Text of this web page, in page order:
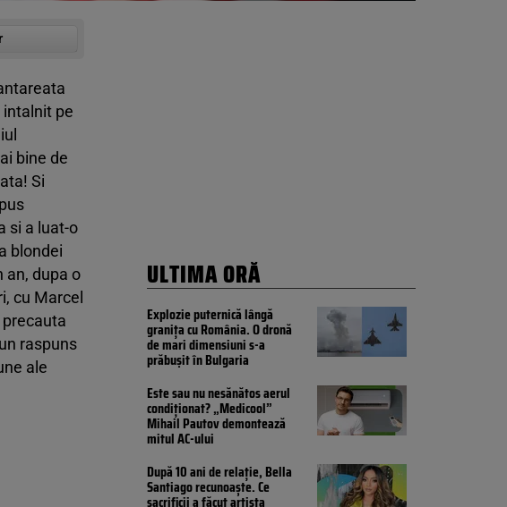
pe
bine de
Si
si a luat-o
blondei
an, dupa o
cu Marcel
raspuns
ale
ULTIMA ORĂ
Explozie puternică lângă
granița cu România. O dronă
de mari dimensiuni s-a
prăbușit în Bulgaria
Este sau nu nesănătos aerul
condiționat? „Medicool”
Mihail Pautov demontează
mitul AC-ului
După 10 ani de relație, Bella
Santiago recunoaște. Ce
sacrificii a făcut artista